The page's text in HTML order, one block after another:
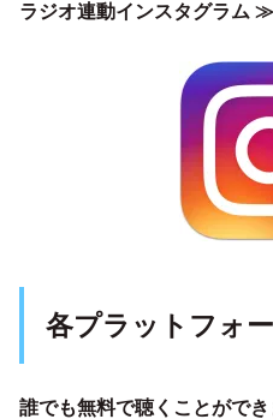
ラジオ連動インスタグラム ≫
各プラットフォ
誰でも無料で聴くことがで